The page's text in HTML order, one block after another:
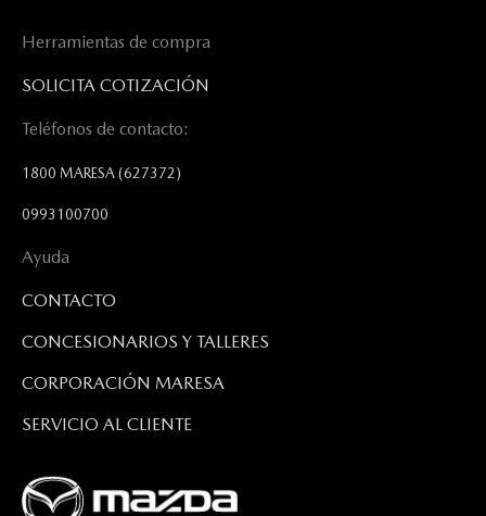
Herramientas de compra
SOLICITA COTIZACIÓN
Teléfonos de contacto:
1800 MARESA(627372)
0993100700
Ayuda
CONTACTO
CONCESIONARIOS Y TALLERES
CORPORACIÓN MARESA
SERVICIO AL CLIENTE